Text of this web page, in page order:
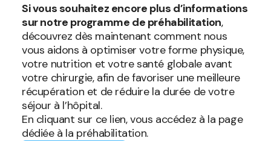
Si vous souhaitez encore plus d’informations
sur notre programme de préhabilitation,
découvrez dès maintenant comment nous
vous aidons à optimiser votre forme physique,
votre nutrition et votre santé globale avant
votre chirurgie, afin de favoriser une meilleure
récupération et de réduire la durée de votre
séjour à l’hôpital.
En cliquant sur ce lien, vous accédez à la page
dédiée à la préhabilitation.